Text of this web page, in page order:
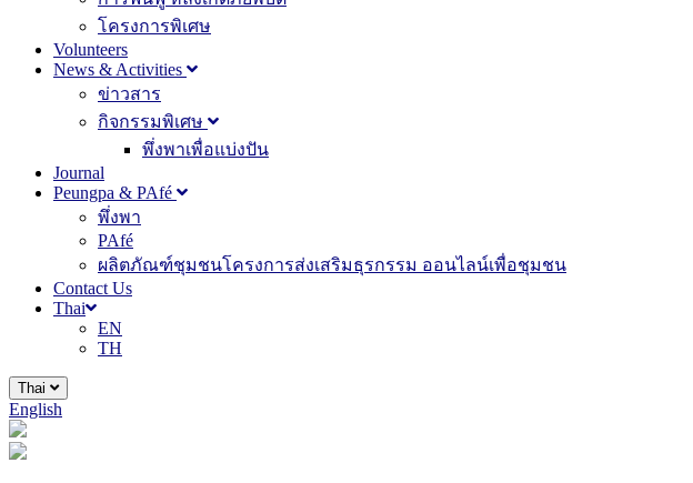
โครงการพิเศษ
Volunteers
News & Activities
ข่าวสาร
กิจกรรมพิเศษ
พึ่งพาเพื่อแบ่งปัน
Journal
Peungpa & PAfé
พึ่งพา
PAfé
ผลิตภัณฑ์ชุมชนโครงการส่งเสริมธุรกรรม ออนไลน์เพื่อชุมชน
Contact Us
Thai
EN
TH
Thai
English